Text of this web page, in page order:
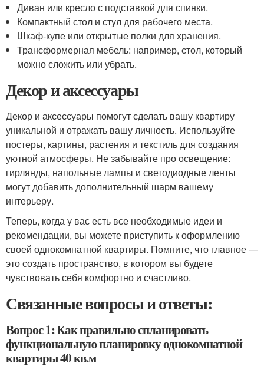
Диван или кресло с подставкой для спинки.
Компактный стол и стул для рабочего места.
Шкаф-купе или открытые полки для хранения.
Трансформерная мебель: например, стол, который
можно сложить или убрать.
Декор и аксессуары
Декор и аксессуары помогут сделать вашу квартиру
уникальной и отражать вашу личность. Используйте
постеры, картины, растения и текстиль для создания
уютной атмосферы. Не забывайте про освещение:
гирлянды, напольные лампы и светодиодные ленты
могут добавить дополнительный шарм вашему
интерьеру.
Теперь, когда у вас есть все необходимые идеи и
рекомендации, вы можете приступить к оформлению
своей однокомнатной квартиры. Помните, что главное —
это создать пространство, в котором вы будете
чувствовать себя комфортно и счастливо.
Связанные вопросы и ответы:
Вопрос 1: Как правильно спланировать
функциональную планировку однокомнатной
квартиры 40 кв.м